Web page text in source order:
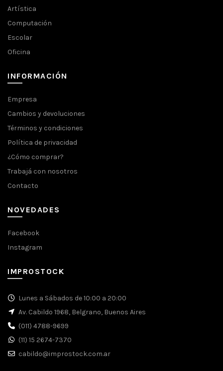
Artística
Computación
Escolar
Oficina
INFORMACIÓN
Empresa
Cambios y devoluciones
Términos y condiciones
Política de privacidad
¿Cómo comprar?
Trabajá con nosotros
Contacto
NOVEDADES
Facebook
Instagram
IMPROSTOCK
Lunes a Sábados de 10:00 a 20:00
Av. Cabildo 1968, Belgrano, Buenos Aires
(011) 4788-9699
(11) 15 2674-7370
cabildo@improstock.com.ar